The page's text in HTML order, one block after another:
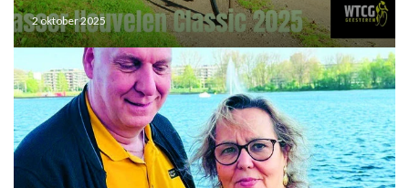
2 oktober 2025